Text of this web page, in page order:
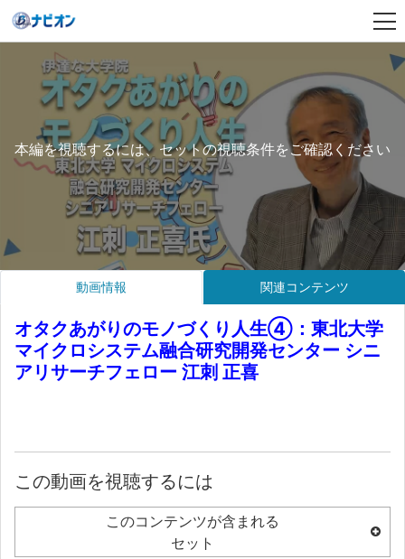
本編を視聴するには、セットの視聴条件をご確認ください
動画情報 関連コンテンツ
オタクあがりのモノづくり人生④：東北大学
マイクロシステム融合研究開発センター シニ
アリサーチフェロー 江刺 正喜
この動画を視聴するには
このコンテンツが含まれる
セット